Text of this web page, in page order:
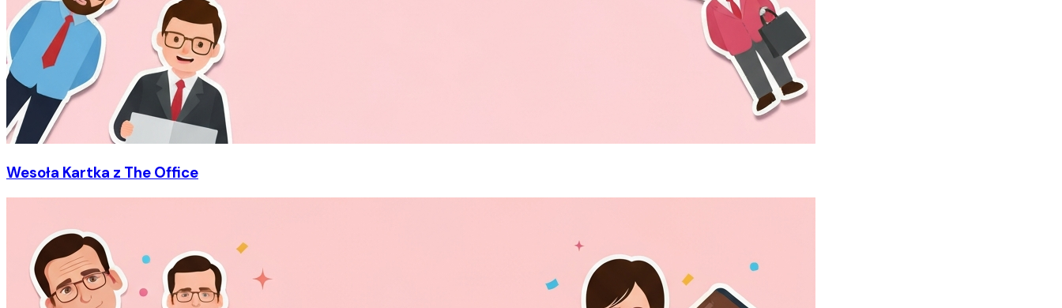
Wesoła Kartka z The Office